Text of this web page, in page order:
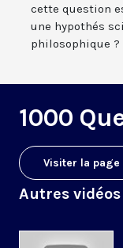
cette question
une hypothés
philosophique ?
1000
Visiter la
Autres